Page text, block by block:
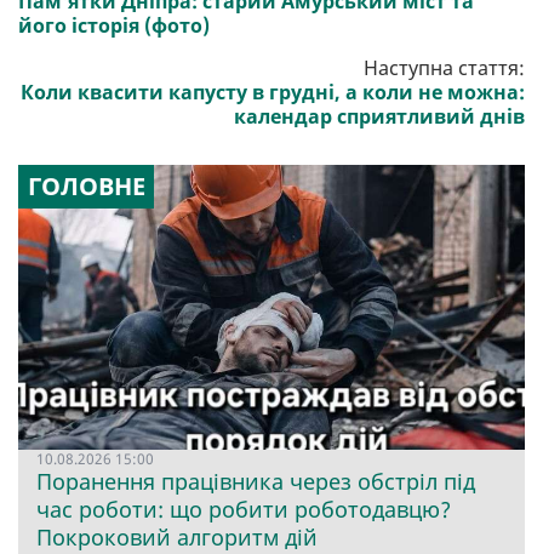
його історія (фото)
Наступна стаття:
Коли квасити капусту в грудні, а коли не можна:
календар сприятливий днів
ГОЛОВНЕ
10.08.2026 15:00
Поранення працівника через обстріл під
час роботи: що робити роботодавцю?
Покроковий алгоритм дій